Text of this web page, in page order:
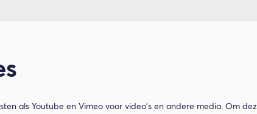
als Youtube en Vimeo voor video's en andere media. Om